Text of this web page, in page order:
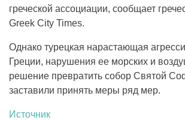
греческой ассоциации, сообщает
Greek City Times.
Однако турецкая нарастающая
Греции, нарушения ее морских и
решение превратить собор Святой
заставили принять меры ряд мер.
Источник